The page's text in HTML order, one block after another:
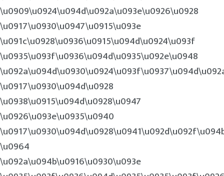
\u0909\u0924\u094d\u092a\u093e\u0926\u0928
\u0917\u0930\u0947\u0915\u093e
\u091c\u0928\u0936\u0915\u094d\u0924\u093f
\u0935\u093f\u0936\u094d\u0935\u092e\u0948
\u0917\u0930\u094d\u0928
\u0938\u0915\u094d\u0928\u0947
\u0926\u093e\u0935\u0940
\u0964
\u092a\u094b\u0916\u0930\u093e